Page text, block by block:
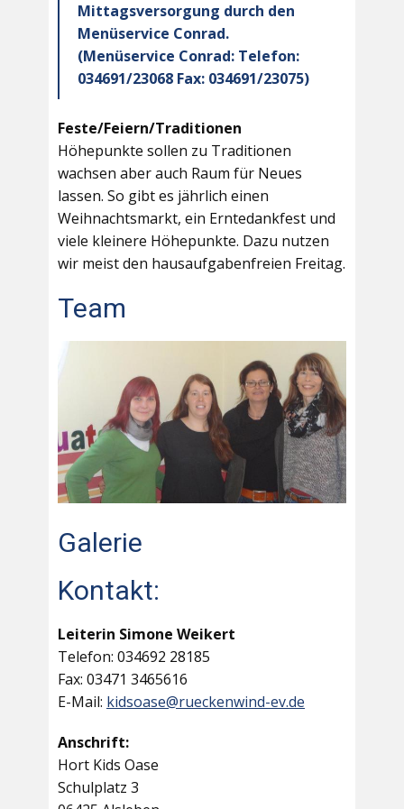
Mittagsversorgung durch den
Menüservice Conrad.
(Menüservice Conrad: Telefon:
034691/23068 Fax: 034691/23075)
Feste/Feiern/Traditionen
Höhepunkte sollen zu Traditionen
wachsen aber auch Raum für Neues
lassen. So gibt es jährlich einen
Weihnachtsmarkt, ein Erntedankfest und
viele kleinere Höhepunkte. Dazu nutzen
wir meist den hausaufgabenfreien Freitag.
Team
Galerie
Kontakt:
Leiterin Simone Weikert
Telefon: 034692 28185
Fax: 03471 3465616
E-Mail: kidsoase@rueckenwind-ev.de
Anschrift:
Hort Kids Oase
Schulplatz 3